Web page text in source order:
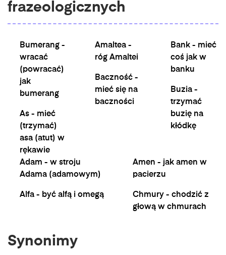
frazeologicznych
Bumerang -
wracać
(powracać)
jak
bumerang
As - mieć
(trzymać)
asa (atut) w
rękawie
Amaltea -
róg Amaltei
Baczność -
mieć się na
baczności
Bank - mieć
coś jak w
banku
Buzia -
trzymać
buzię na
kłódkę
Adam - w stroju
Adama (adamowym)
Alfa - być alfą i omegą
Amen - jak amen w
pacierzu
Chmury - chodzić z
głową w chmurach
Synonimy